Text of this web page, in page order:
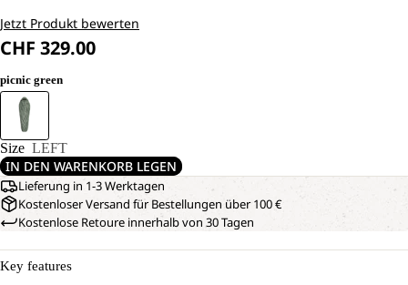
Jetzt Produkt bewerten
CHF 329.00
picnic green
Size LEFT
IN DEN WARENKORB LEGEN
Lieferung in 1-3 Werktagen
Kostenloser Versand für Bestellungen über 100 €
Kostenlose Retoure innerhalb von 30 Tagen
Key features